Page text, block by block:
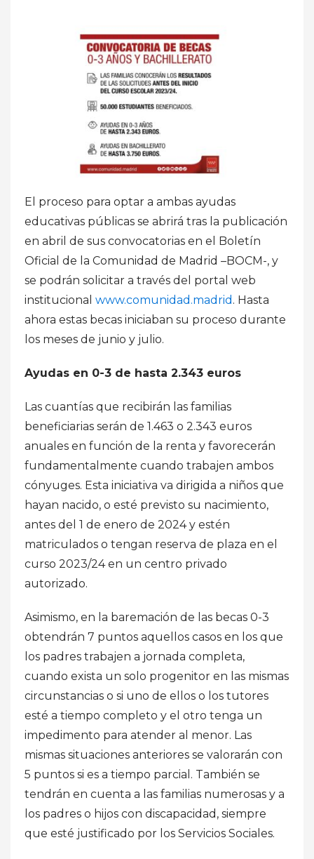
El proceso para optar a ambas ayudas
educativas públicas se abrirá tras la publicación
en abril de sus convocatorias en el Boletín
Oficial de la Comunidad de Madrid –BOCM-, y
se podrán solicitar a través del portal web
institucional www.comunidad.madrid . Hasta
ahora estas becas iniciaban su proceso durante
los meses de junio y julio.
Ayudas en 0-3 de hasta 2.343 euros
Las cuantías que recibirán las familias
beneficiarias serán de 1.463 o 2.343 euros
anuales en función de la renta y favorecerán
fundamentalmente cuando trabajen ambos
cónyuges. Esta iniciativa va dirigida a niños que
hayan nacido, o esté previsto su nacimiento,
antes del 1 de enero de 2024 y estén
matriculados o tengan reserva de plaza en el
curso 2023/24 en un centro privado
autorizado.
Asimismo, en la baremación de las becas 0-3
obtendrán 7 puntos aquellos casos en los que
los padres trabajen a jornada completa,
cuando exista un solo progenitor en las mismas
circunstancias o si uno de ellos o los tutores
esté a tiempo completo y el otro tenga un
impedimento para atender al menor. Las
mismas situaciones anteriores se valorarán con
5 puntos si es a tiempo parcial. También se
tendrán en cuenta a las familias numerosas y a
los padres o hijos con discapacidad, siempre
que esté justificado por los Servicios Sociales.